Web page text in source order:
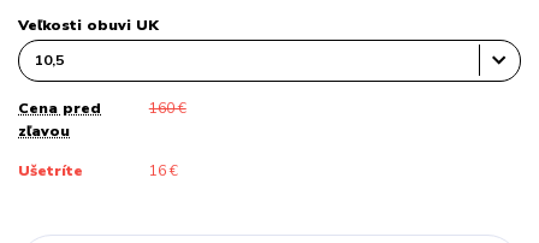
Veľkosti obuvi UK
Cena pred
zľavou
160 €
Ušetríte 16 €